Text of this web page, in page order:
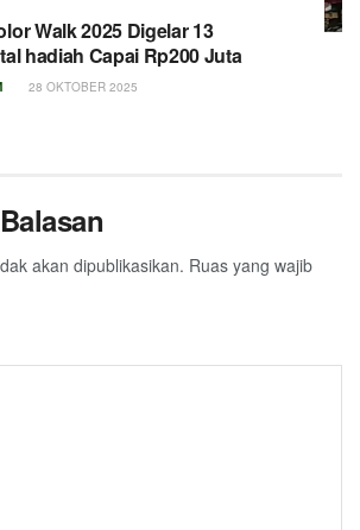
Walk 2025 Digelar 13
hadiah Capai Rp200 Juta
28 OKTOBER 2025
akan dipublikasikan. Ruas yang wajib